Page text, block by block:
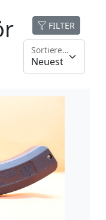
FILTER
Sortieren nach